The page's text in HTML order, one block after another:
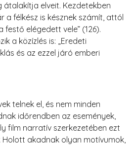
elveit. Kezdetekben
a félkész is késznek számít, attól
elégedett vele” (126).
a közízlés is: „Eredeti
és az ezzel járó emberi
telnek el, és nem minden
időrendben az események,
film narratív szerkezetében ezt
Holott akadnak olyan motívumok,